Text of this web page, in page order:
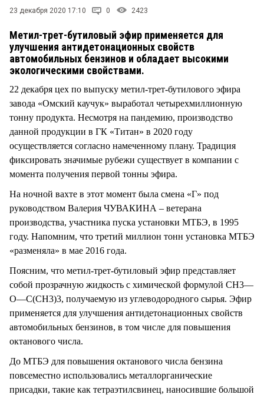
23 декабря 2020 17:10 0 2423
Метил-трет-бутиловый эфир применяется для
улучшения антидетонационных свойств
автомобильных бензинов и обладает высокими
экологическими свойствами.
22 декабря цех по выпуску метил-трет-бутилового эфира
завода «Омский каучук» выработал четырехмиллионную
тонну продукта. Несмотря на пандемию, производство
данной продукции в ГК «Титан» в 2020 году
осуществляется согласно намеченному плану. Традиция
фиксировать значимые рубежи существует в компании с
момента получения первой тонны эфира.
На ночной вахте в этот момент была смена «Г» под
руководством Валерия ЧУВАКИНА – ветерана
производства, участника пуска установки МТБЭ, в 1995
году. Напомним, что третий миллион тонн установка МТБЭ
«разменяла» в мае 2016 года.
Поясним, что метил-трет-бутиловый эфир представляет
собой прозрачную жидкость с химической формулой СН3—
O—C(СН3)3, получаемую из углеводородного сырья. Эфир
применяется для улучшения антидетонационных свойств
автомобильных бензинов, в том числе для повышения
октанового числа.
До МТБЭ для повышения октанового числа бензина
повсеместно использовались металлорганические
присадки, такие как тетраэтилсвинец, наносившие большой